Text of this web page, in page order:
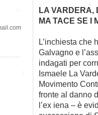
LA VARDERA,
MA TACE SE I
L’inchiesta che
Galvagno e
indagati per
Ismaele La
Movimento
fronte al danno
l’ex iena – è